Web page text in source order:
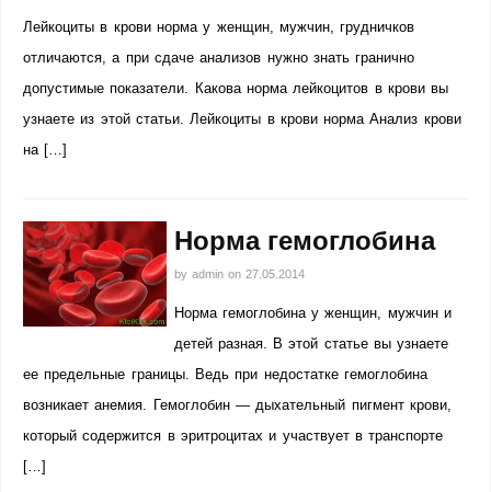
Лейкоциты в крови норма у женщин, мужчин, грудничков
отличаются, а при сдаче анализов нужно знать гранично
допустимые показатели. Какова норма лейкоцитов в крови вы
узнаете из этой статьи. Лейкоциты в крови норма Анализ крови
на […]
Норма гемоглобина
by admin on 27.05.2014
Норма гемоглобина у женщин, мужчин и
детей разная. В этой статье вы узнаете
ее предельные границы. Ведь при недостатке гемоглобина
возникает анемия. Гемоглобин — дыхательный пигмент крови,
который содержится в эритроцитах и участвует в транспорте
[…]